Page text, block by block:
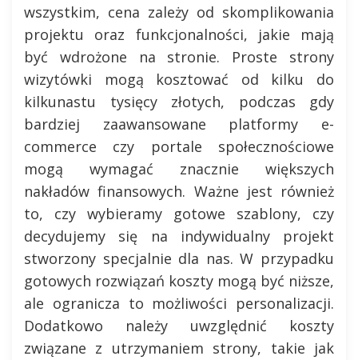
wszystkim, cena zależy od skomplikowania
projektu oraz funkcjonalności, jakie mają
być wdrożone na stronie. Proste strony
wizytówki mogą kosztować od kilku do
kilkunastu tysięcy złotych, podczas gdy
bardziej zaawansowane platformy e-
commerce czy portale społecznościowe
mogą wymagać znacznie większych
nakładów finansowych. Ważne jest również
to, czy wybieramy gotowe szablony, czy
decydujemy się na indywidualny projekt
stworzony specjalnie dla nas. W przypadku
gotowych rozwiązań koszty mogą być niższe,
ale ogranicza to możliwości personalizacji.
Dodatkowo należy uwzględnić koszty
związane z utrzymaniem strony, takie jak